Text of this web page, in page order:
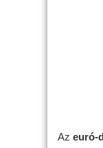
Az euró-